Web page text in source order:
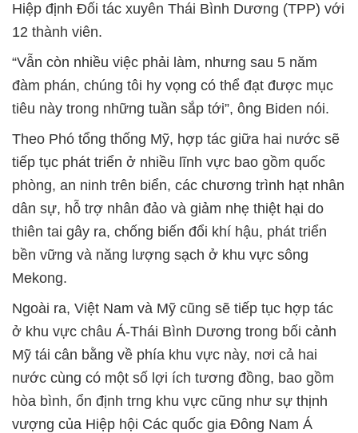
Hiệp định Đối tác xuyên Thái Bình Dương (TPP) với
12 thành viên.
“Vẫn còn nhiều việc phải làm, nhưng sau 5 năm
đàm phán, chúng tôi hy vọng có thể đạt được mục
tiêu này trong những tuần sắp tới”, ông Biden nói.
Theo Phó tổng thống Mỹ, hợp tác giữa hai nước sẽ
tiếp tục phát triển ở nhiều lĩnh vực bao gồm quốc
phòng, an ninh trên biển, các chương trình hạt nhân
dân sự, hỗ trợ nhân đảo và giảm nhẹ thiệt hại do
thiên tai gây ra, chống biến đổi khí hậu, phát triển
bền vững và năng lượng sạch ở khu vực sông
Mekong.
Ngoài ra, Việt Nam và Mỹ cũng sẽ tiếp tục hợp tác
ở khu vực châu Á-Thái Bình Dương trong bối cảnh
Mỹ tái cân bằng về phía khu vực này, nơi cả hai
nước cùng có một số lợi ích tương đồng, bao gồm
hòa bình, ổn định trng khu vực cũng như sự thịnh
vượng của Hiệp hội Các quốc gia Đông Nam Á